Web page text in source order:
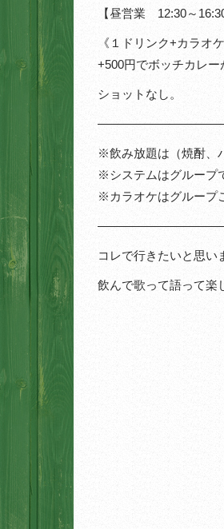
【昼営業 12:30～
《１ドリンク+カラオ
+500円でボッチカレー
ショットなし。
※飲み放題は（焼酎、
※システムはグループ
※カラオケはグループ
コレで行きたいと思い
飲んで歌って語って楽